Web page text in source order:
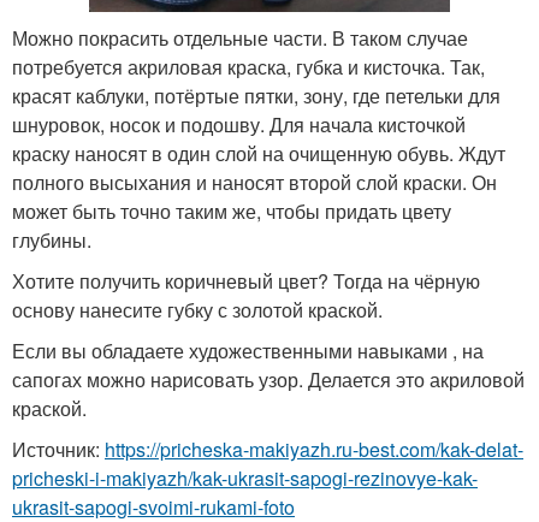
Можно покрасить отдельные части. В таком случае
потребуется акриловая краска, губка и кисточка. Так,
красят каблуки, потёртые пятки, зону, где петельки для
шнуровок, носок и подошву. Для начала кисточкой
краску наносят в один слой на очищенную обувь. Ждут
полного высыхания и наносят второй слой краски. Он
может быть точно таким же, чтобы придать цвету
глубины.
Хотите получить коричневый цвет? Тогда на чёрную
основу нанесите губку с золотой краской.
Если вы обладаете художественными навыками , на
сапогах можно нарисовать узор. Делается это акриловой
краской.
Источник: https://pricheska-makiyazh.ru-best.com/kak-delat-
pricheski-i-makiyazh/kak-ukrasit-sapogi-rezinovye-kak-
ukrasit-sapogi-svoimi-rukami-foto